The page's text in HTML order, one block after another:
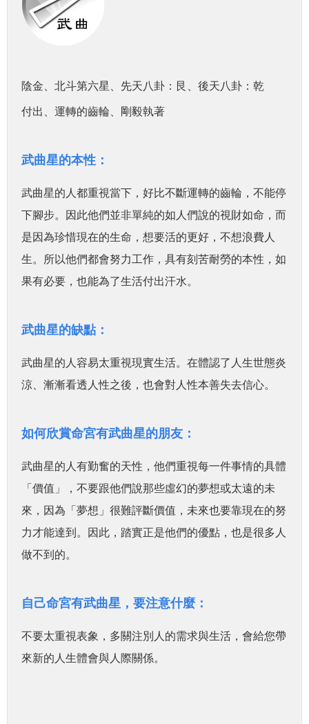
陰金、北斗第六星、先天八卦：艮、後天八卦：乾
付出、運轉的齒輪、剛毅執著
武曲星的本性：
武曲星的人都重視當下，好比不斷運轉的齒輪，不能停
下腳步。因此他們並非單純的如人們說的視財如命，而
是因為珍惜現在的生命，想要活的更好，不想浪費人
生。所以他們都會努力工作，具有刻苦耐勞的本性，如
果有必要，也能為了生活付出汗水。
武曲星的缺點：
武曲星的人容易太重視現實生活。在體認了人生世態炎
涼、漸漸看透人性之後，也會對人性本善失去信心。
如何欣賞命宮有武曲星的朋友：
武曲星的人有勤奮的天性，他們重視每一件事情的具體
「價值」，不要跟他們說那些虛幻的夢想或太遠的未
來，因為「夢想」很難評斷價值，未來也要靠現在的努
力才能達到。因此，踏實正是他們的優點，也是很多人
做不到的。
自己命宮有武曲星，要注意什麼：
不要太重視表象，多關注別人的需求與生活，會給您帶
來新的人生體會與人際關係。